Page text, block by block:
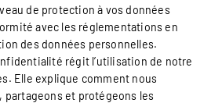
de protection à vos données
avec les réglementations en
des données personnelles.
régit l’utilisation de notre
Elle explique comment nous
et protégeons les